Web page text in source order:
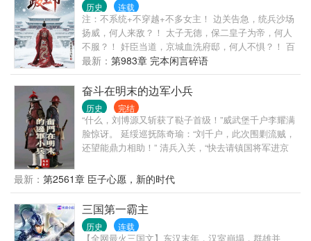
历史 连载
注：不系统+不穿越+不多女主！ 边关告急，统兵沙场
扬威，何人来敌？！ 太子无德，保二皇子为帝，何人
不服？！ 奸臣当道，京城血洗府邸，何人不惧？！ 百
姓疾苦，变法革新天下，何人非议？！ 漫天风雪中，
一道一瘸一拐的身影走向巍峨皇城； 大红蟒袍在风中
摆动，猎猎响声与风声交织在一起； 白茫茫天地间那
一抹红，在夕阳的衬托下，显的那么孤独.......
最新： 第983章 完本闲言碎语
奋斗在明末的边军小兵
历史 完结
“什么，刘博源又斩获了鞑子首级！”威武堡千户李耀满
脸惊讶。 延绥巡抚陈奇瑜：“刘千户，此次围剿流贼，
还望能鼎力相助！” 清兵入关，“快去请镇国将军进京
最新： 第2561章 臣子心愿，新的时代
三国第一霸主
历史 连载
【全网最火三国文】东汉末年，汉室崩塌，群雄并